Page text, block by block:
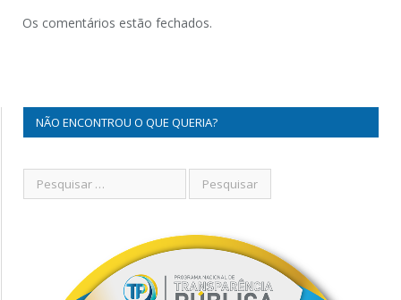
Os comentários estão fechados.
NÃO ENCONTROU O QUE QUERIA?